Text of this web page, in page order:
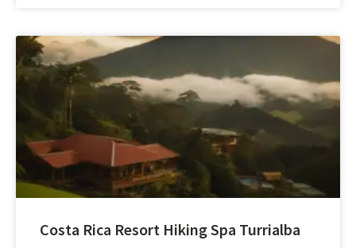
Costa Rica Resort Hiking Spa Turrialba